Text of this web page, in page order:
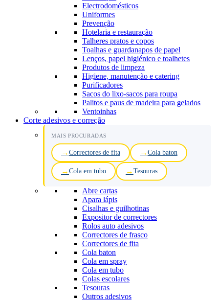
Electrodomésticos
Uniformes
Prevenção
Hotelaria e restauração
Talheres pratos e copos
Toalhas e guardanapos de papel
Lenços, papel higiénico e toalhetes
Produtos de limpeza
Higiene, manutenção e catering
Purificadores
Sacos do lixo-sacos para roupa
Palitos e paus de madeira para gelados
Ventoinhas
Corte adesivos e correção
MAIS PROCURADAS
Correctores de fita Cola baton
Cola em tubo Tesouras
Abre cartas
Apara lápis
Cisalhas e guilhotinas
Expositor de correctores
Rolos auto adesivos
Correctores de frasco
Correctores de fita
Cola baton
Cola em spray
Cola em tubo
Colas escolares
Tesouras
Outros adesivos